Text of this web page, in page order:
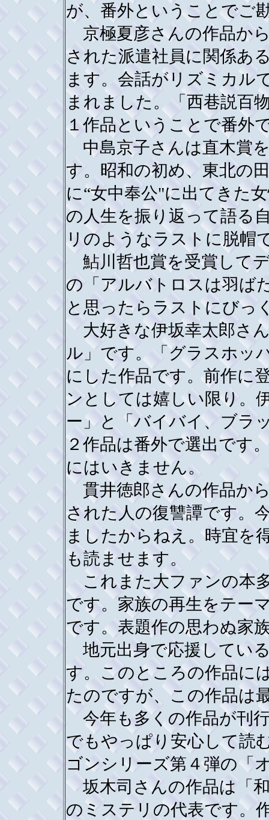
が、番外ということでご
京極夏彦さんの作品か
された派遣社員に関係あ
ます。会話がリズミカル
まれました。「西巷説百
１作品ということで番外
中島京子さんは直木賞
す。昭和の初め、東北の
に“女中奉公"に出てきた
の人生を振り返って語る
リのようなラストに脱帽
鮎川哲也賞を受賞して
の「アルバトロスは羽ば
と思ったらラストにびっ
大好きな伊坂幸太郎さ
ル」です。「グラスホッ
にした作品です。前作に
ンとしては嬉しい限り。
ー」と「バイバイ、ブラ
２作品は番外で選出です
にはいきません。
貫井徳郎さんの作品か
された人の復讐譚です。
ましたからねえ。時宜を
も読ませます。
これまた大ファンの本
です。家族の再生をテー
です。表題作の思わぬ家
地元出身で応援してい
す。このところの作品に
たのですが、この作品は
今年も多くの作品が刊
でもやっぱり安心して読
ゴンシリーズ第４弾の「
坂木司さんの作品は「
のミステリの代表です。